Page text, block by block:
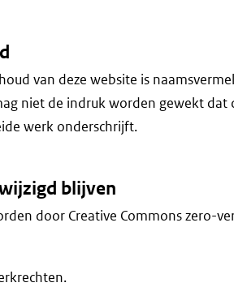
van deze website is
niet de indruk worden gewekt dat
werk onderschrijft.
blijven
door Creative Commons zero-